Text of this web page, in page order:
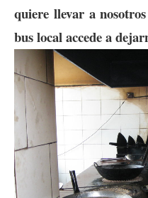
quiere llevar a
bus local accede a